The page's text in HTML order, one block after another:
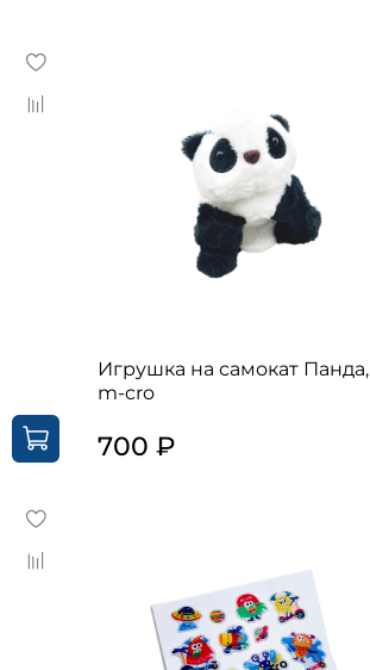
Игрушка на самокат Панда,
m-cro
700 ₽